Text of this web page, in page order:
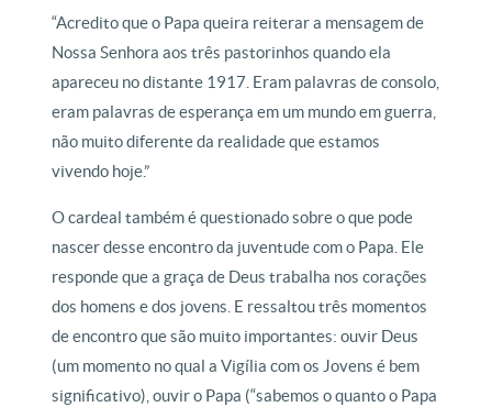
“Acredito que o Papa queira reiterar a mensagem de
Nossa Senhora aos três pastorinhos quando ela
apareceu no distante 1917. Eram palavras de consolo,
eram palavras de esperança em um mundo em guerra,
não muito diferente da realidade que estamos
vivendo hoje.”
O cardeal também é questionado sobre o que pode
nascer desse encontro da juventude com o Papa. Ele
responde que a graça de Deus trabalha nos corações
dos homens e dos jovens. E ressaltou três momentos
de encontro que são muito importantes: ouvir Deus
(um momento no qual a Vigília com os Jovens é bem
significativo), ouvir o Papa (“sabemos o quanto o Papa